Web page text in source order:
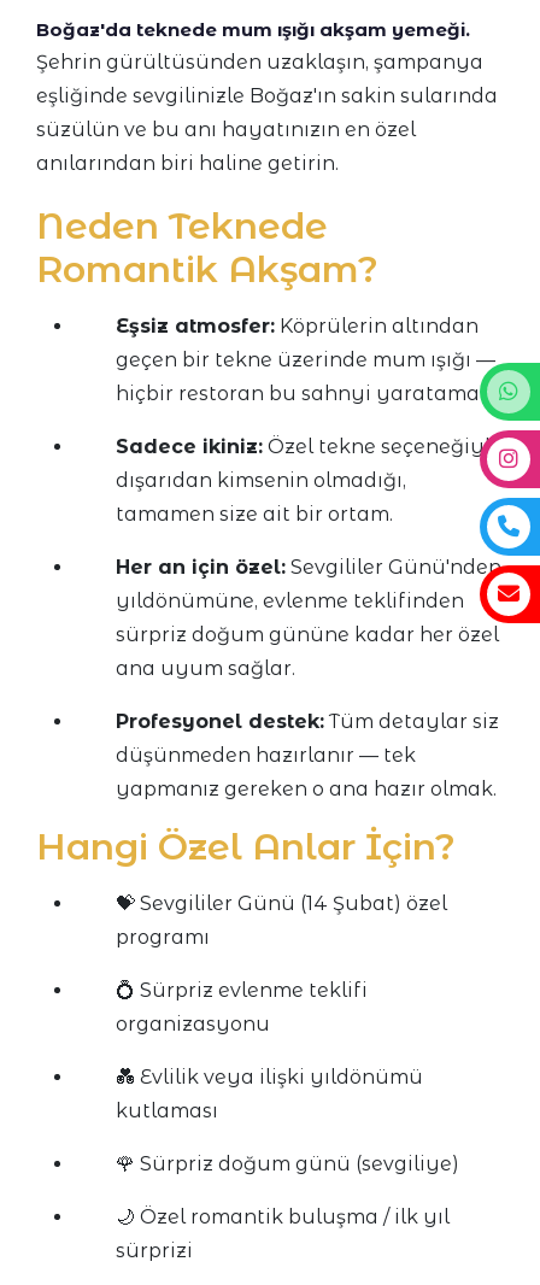
Boğaz'da teknede mum ışığı akşam yemeği.
Şehrin gürültüsünden uzaklaşın, şampanya
eşliğinde sevgilinizle Boğaz'ın sakin sularında
süzülün ve bu anı hayatınızın en özel
anılarından biri haline getirin.
Neden Teknede
Romantik Akşam?
Eşsiz atmosfer: Köprülerin altından
geçen bir tekne üzerinde mum ışığı —
hiçbir restoran bu sahnyi yaratamaz.
Sadece ikiniz: Özel tekne seçeneğiyle
dışarıdan kimsenin olmadığı,
tamamen size ait bir ortam.
Her an için özel: Sevgililer Günü'nden
yıldönümüne, evlenme teklifinden
sürpriz doğum gününe kadar her özel
ana uyum sağlar.
Profesyonel destek: Tüm detaylar siz
düşünmeden hazırlanır — tek
yapmanız gereken o ana hazır olmak.
Hangi Özel Anlar İçin?
💝 Sevgililer Günü (14 Şubat) özel
programı
💍 Sürpriz evlenme teklifi
organizasyonu
💑 Evlilik veya ilişki yıldönümü
kutlaması
🌹 Sürpriz doğum günü (sevgiliye)
🌙 Özel romantik buluşma / ilk yıl
sürprizi